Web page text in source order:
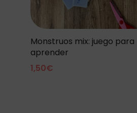
Monstruos mix: juego para
aprender
1,50€